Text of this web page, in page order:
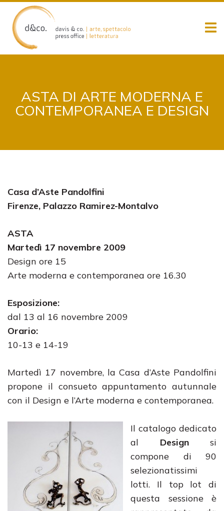
content
ASTA DI ARTE MODERNA E
CONTEMPORANEA E DESIGN
Casa d’Aste Pandolfini
Firenze, Palazzo Ramirez-Montalvo
ASTA
Martedì 17 novembre 2009
Design ore 15
Arte moderna e contemporanea ore 16.30
Esposizione:
dal 13 al 16 novembre 2009
Orario:
10-13 e 14-19
Martedì 17 novembre, la Casa d’Aste Pandolfini
propone il consueto appuntamento autunnale
con il Design e l’Arte moderna e contemporanea.
Il catalogo dedicato
al Designsi
compone di 90
selezionatissimi
lotti. Il top lot di
questa sessione è